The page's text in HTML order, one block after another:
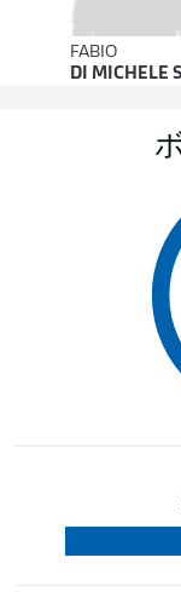
FABIO
DI MICHELE